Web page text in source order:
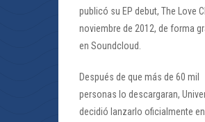
publicó su EP debut, The Love
noviembre de 2012, de forma
en Soundcloud.
Después de que más de 60 mil
personas lo descargaran,
decidió lanzarlo oficialmente en